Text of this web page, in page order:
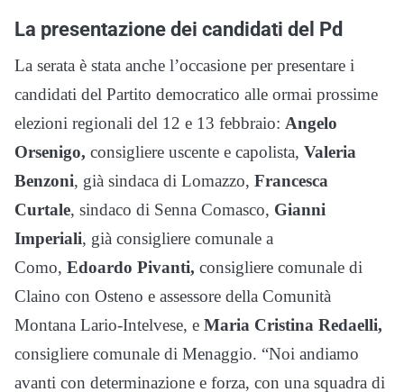
La presentazione dei candidati del Pd
La serata è stata anche l’occasione per presentare i
candidati del Partito democratico alle ormai prossime
elezioni regionali del 12 e 13 febbraio: Angelo
Orsenigo, consigliere uscente e capolista, Valeria
Benzoni, già sindaca di Lomazzo, Francesca
Curtale, sindaco di Senna Comasco, Gianni
Imperiali, già consigliere comunale a
Como, Edoardo Pivanti, consigliere comunale di
Claino con Osteno e assessore della Comunità
Montana Lario-Intelvese, e Maria Cristina Redaelli,
consigliere comunale di Menaggio. “Noi andiamo
avanti con determinazione e forza, con una squadra di